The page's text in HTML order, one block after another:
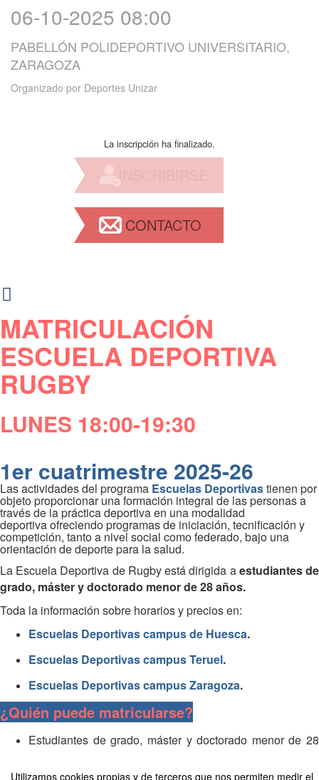
Utilizamos cookies propias y de terceros que nos permiten medir el
06-10-2025 08:00
PABELLÓN POLIDEPORTIVO UNIVERSITARIO,
ZARAGOZA
Organizado por Deportes Unizar
La inscripción ha finalizado.
INSCRIBIRSE
CONTACTO
MATRICULACIÓN
ESCUELA DEPORTIVA
RUGBY
LUNES 18:00-19:30
1er cuatrimestre 2025-26
Las actividades del programa Escuelas Deportivastienen por
objeto proporcionar una formación integral de las personas a
través de la práctica deportiva en una modalidad
deportiva ofreciendo programas de iniciación, tecnificación y
competición, tanto a nivel social como federado, bajo una
orientación de deporte para la salud.
La Escuela Deportiva de Rugby está dirigida aestudiantes de
grado, máster y doctorado menor de 28 años.
Toda la información sobre horarios y precios en:
Escuelas Deportivas campus de Huesca.
Escuelas Deportivas campus Teruel.
Escuelas Deportivas campus Zaragoza.
¿Quién puede matricularse?
Estudiantes de grado, máster y doctorado menor de 28